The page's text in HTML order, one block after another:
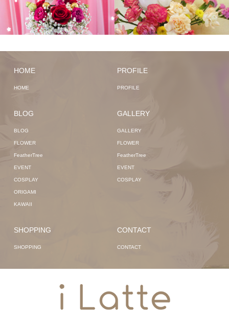
HOME
HOME
PROFILE
PROFILE
BLOG
BLOG
FLOWER
FeatherTree
EVENT
COSPLAY
ORIGAMI
KAWAII
GALLERY
GALLERY
FLOWER
FeatherTree
EVENT
COSPLAY
SHOPPING
SHOPPING
CONTACT
CONTACT